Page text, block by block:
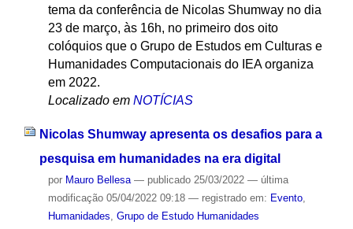
tema da conferência de Nicolas Shumway no dia
23 de março, às 16h, no primeiro dos oito
colóquios que o Grupo de Estudos em Culturas e
Humanidades Computacionais do IEA organiza
em 2022.
Localizado em NOTÍCIAS
Nicolas Shumway apresenta os desafios para a
pesquisa em humanidades na era digital
por Mauro Bellesa — publicado25/03/2022 — última
modificação05/04/2022 09:18 — registrado em: Evento,
Humanidades Grupo de Estudo Humanidades